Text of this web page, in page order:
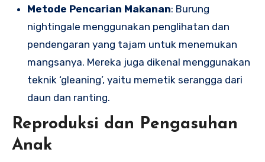
Metode Pencarian Makanan: Burung
nightingale menggunakan penglihatan dan
pendengaran yang tajam untuk menemukan
mangsanya. Mereka juga dikenal menggunakan
teknik ‘gleaning’, yaitu memetik serangga dari
daun dan ranting.
Reproduksi dan Pengasuhan
Anak